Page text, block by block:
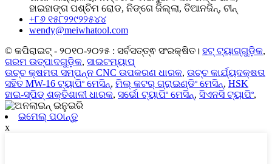
ହାଇହାଙ୍ଗ ପଶ୍ଚିମ ରୋଡ, ନିଙ୍ଗେ ଜିଲ୍ଲା, ତିଆନଜିନ୍, ଚୀନ୍
+୮୬ ୧୫୮୨୨୯୨୨୫୪୪
wendy@meiwhatool.com
© କପିରାଇଟ୍ - ୨୦୧୦-୨୦୨୫ : ସର୍ବସତ୍ତ୍ଵ ସଂରକ୍ଷିତ। ହଟ୍ ଟ୍ୟାଗ୍‌ଗୁଡ଼ିକ,
ଗରମ ଉତ୍ପାଦଗୁଡ଼ିକ, ସାଇଟମ୍ୟାପ୍
ଉଚ୍ଚ କ୍ଷମତା ସମ୍ପନ୍ନ CNC ଉପକରଣ ଧାରକ, ଉଚ୍ଚ କାର୍ଯ୍ୟଦକ୍ଷତା
ସହିତ MW-16 ଟ୍ୟାପିଂ ମେସିନ୍, ମିଲ୍ କଟର୍ ଗ୍ରାଇଣ୍ଡିଂ ମେସିନ୍, HSK
ହାଇ-ସ୍ପିଡ୍ ଶକ୍ତିଶାଳୀ ଧାରକ, ସର୍ଭୋ ଟ୍ୟାପିଂ ମେସିନ୍, ସିଏନସି ଟ୍ୟାପିଂ,
ଇମେଲ୍ ପଠାନ୍ତୁ
x